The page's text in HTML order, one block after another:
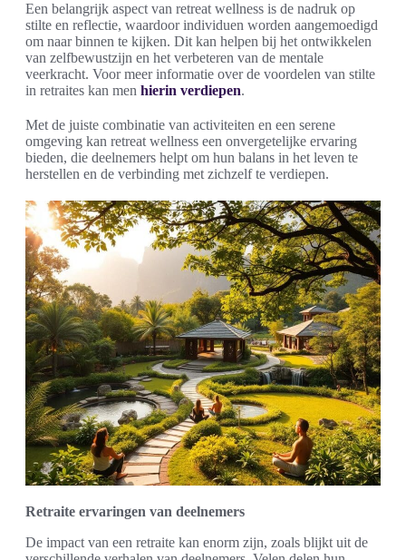
Een belangrijk aspect van retreat wellness is de nadruk op
stilte en reflectie, waardoor individuen worden aangemoedigd
om naar binnen te kijken. Dit kan helpen bij het ontwikkelen
van zelfbewustzijn en het verbeteren van de mentale
veerkracht. Voor meer informatie over de voordelen van stilte
in retraites kan men hierin verdiepen.
Met de juiste combinatie van activiteiten en een serene
omgeving kan retreat wellness een onvergetelijke ervaring
bieden, die deelnemers helpt om hun balans in het leven te
herstellen en de verbinding met zichzelf te verdiepen.
Retraite ervaringen van deelnemers
De impact van een retraite kan enorm zijn, zoals blijkt uit de